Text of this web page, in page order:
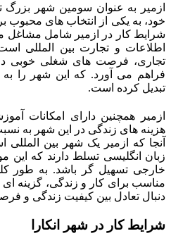
ازمیر به عنوان سومین شهر بزرگ
خود، به یکی از انتخاب‌ های محبوب
شرایط کار در ازمیر شامل مشاغل
اطلاعات و تجارت بین‌ المللی
تجاری، فرصت‌ های شغلی خوبی
فراهم می‌ آورد. که این شهر را به
تبدیل کرده است.
ازمیر همچنین دارای امکانات
هزینه‌ های زندگی در این شهر به
آنجا که ازمیر یک شهر بین‌
زبان انگلیسی تسلط دارند که این
خارجی تسهیل‌ گر باشد. به طور
مناسب برای کار و زندگی، گزینه‌
دنبال تعادل بین کیفیت زندگی و
شرایط کار در شهر انکارا